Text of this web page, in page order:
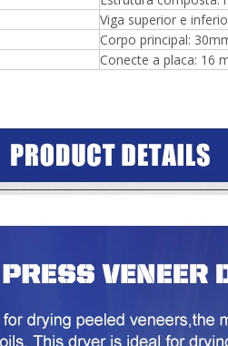
Viga superior e
Corpo principal:
Conecte a placa: 16